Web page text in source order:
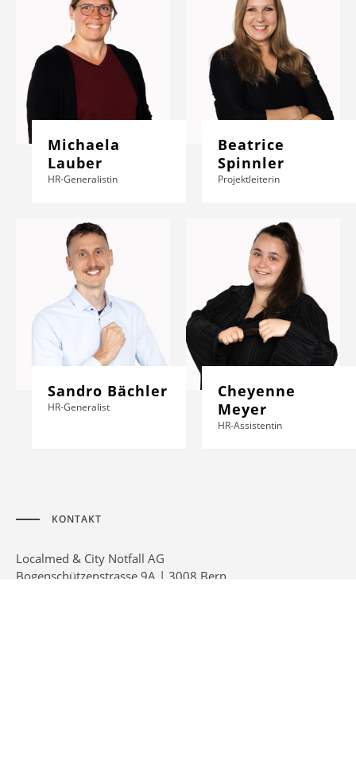
Michaela
Lauber
HR-Generalistin
Beatrice
Spinnler
Projektleiterin
Sandro Bächler
HR-Generalist
Cheyenne
Meyer
HR-Assistentin
KONTAKT
Localmed & City Notfall AG
Bogenschützenstrasse 9A | 3008 Bern